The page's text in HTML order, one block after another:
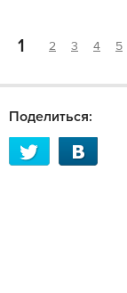
1 2 3 4 5
Поделиться: